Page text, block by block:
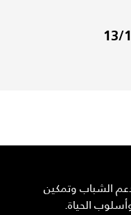
الشباب وتمكين
الحياة.